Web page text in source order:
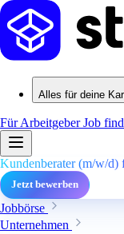
Alles für deine
Für ArbeitgeberJob
Kundenberater (m/w/d)
Jetzt bewerben
Jobbörse
Unternehmen